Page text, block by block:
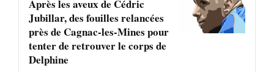
Après les aveux de Cédric
Jubillar, des fouilles relancées
près de Cagnac-les-Mines pour
tenter de retrouver le corps de
Delphine